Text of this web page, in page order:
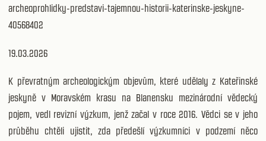
archeoprohlidky-predstavi-tajemnou-historii-katerinske-jeskyne-
40568402
19.03.2026
K převratným archeologickým objevům, které udělaly z Kateřinské
jeskyně v Moravském krasu na Blanensku mezinárodní vědecký
pojem, vedl revizní výzkum, jenž začal v roce 2016. Vědci se v jeho
průběhu chtěli ujistit, zda předešlí výzkumníci v podzemí něco